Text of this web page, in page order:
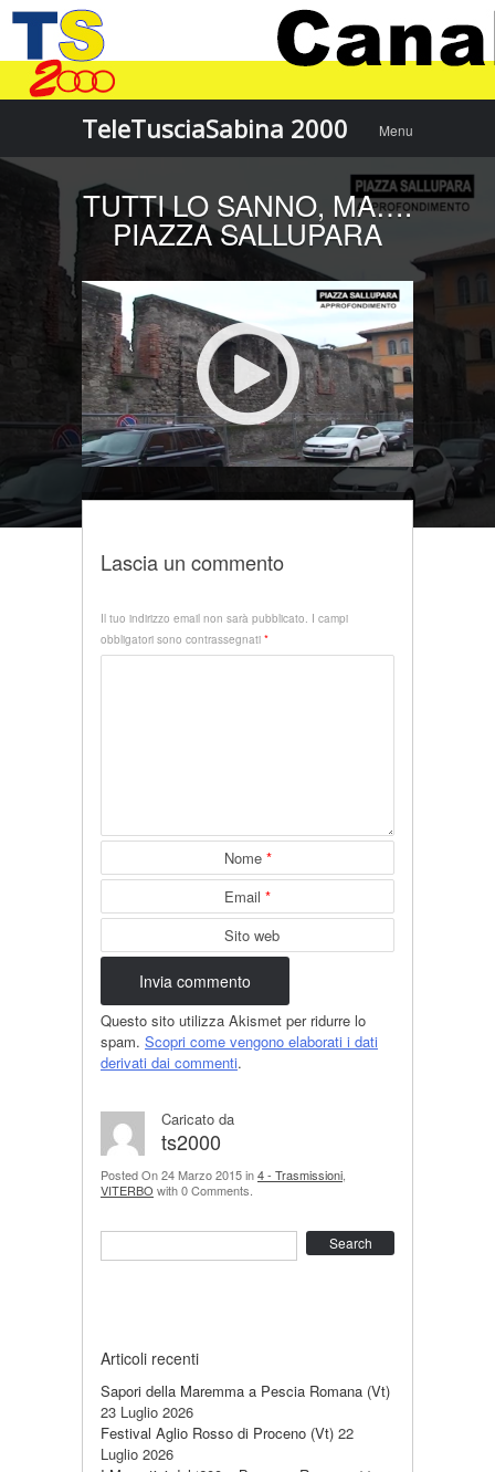
TeleTusciaSabina 2000
content
Menu
TUTTI LO SANNO, MA….
PIAZZA SALLUPARA
Lascia un commento
Il tuo indirizzo email non sarà pubblicato. I campi
obbligatori sono contrassegnati *
Nome *
Email *
Sito web
Questo sito utilizza Akismet per ridurre lo
spam. Scopri come vengono elaborati i dati
derivati dai commenti.
Caricato da
ts2000
Posted On 24 Marzo 2015 in4 - Trasmissioni
VITERBO with 0 Comments.
Articoli recenti
Sapori della Maremma a Pescia Romana (Vt)
23 Luglio 2026
Festival Aglio Rosso di Proceno (Vt) 22
Luglio 2026